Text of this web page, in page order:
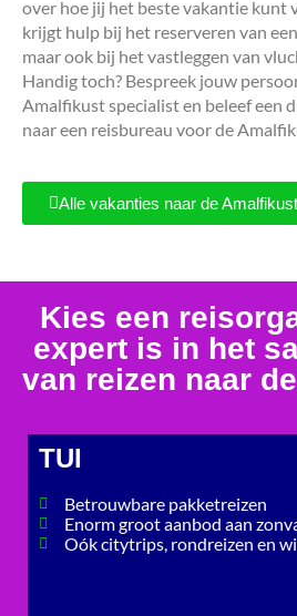
over hoe jij het beste vakantie kunt
krijgt hulp bij het reserveren van
maar ook bij het vastleggen van
Handig toch? Bespreek jouw
Amalfikust specialist en beleef een
naar een reisbureau voor de
Alle vakanties naar de Amalfikust
Kies een
expert is in het
van reizen naar
TUI
Betrouwbare pakketreizen
Enorm groot aanbod aan
Oók citytrips, rondreizen en